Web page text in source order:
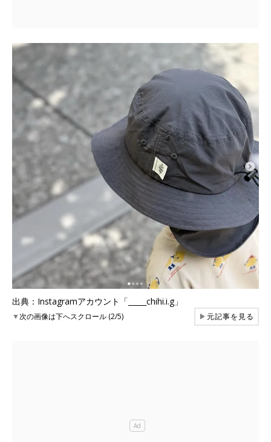
出典：Instagramアカウント「_____chihi.i.g」
▼次の画像は下へスクロール (2/5) ▶元記事を見る